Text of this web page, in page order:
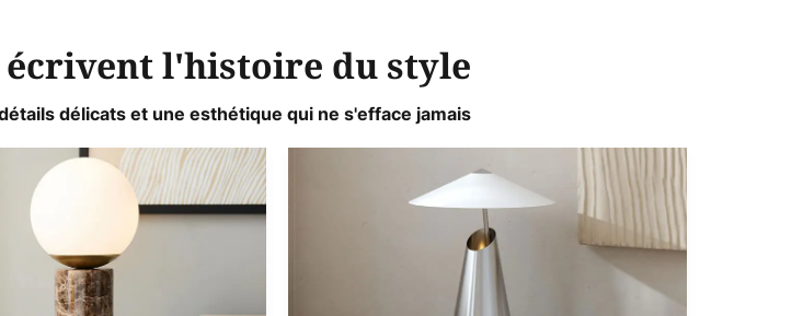
l'histoire du style
délicats et une esthétique qui ne s'efface jamais